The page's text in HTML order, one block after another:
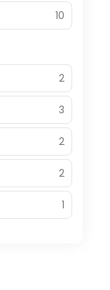
10
2
3
2
2
1